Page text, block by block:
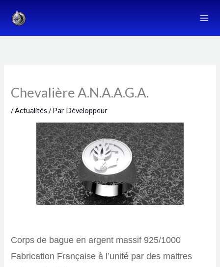
Chevalière A.N.A.A.G.A.
/Actualités / Par Développeur
Corps de bague en argent massif 925/1000
Fabrication Française à l’unité par des maitres